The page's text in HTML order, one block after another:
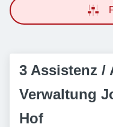
3 Assistenz /
Verwaltung
Hof